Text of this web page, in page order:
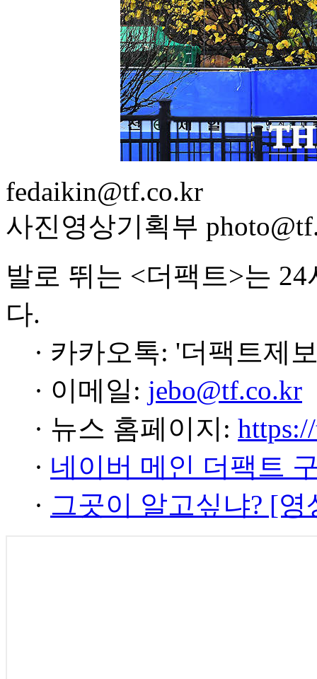
fedaikin@tf.co.kr
사진영상기획부
발로 뛰는 <더팩트>는
다.
· 카카오톡: '더팩트제
· 이메일: jebo@tf.co.kr
· 뉴스 홈페이지:
· 네이버 메인 더팩트
· 그곳이 알고싶냐? [